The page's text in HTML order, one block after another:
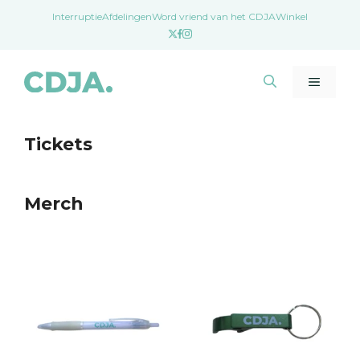
inhoud
InterruptieAfdelingenWord vriend van het CDJAWinkel
Menu
Tickets
Merch